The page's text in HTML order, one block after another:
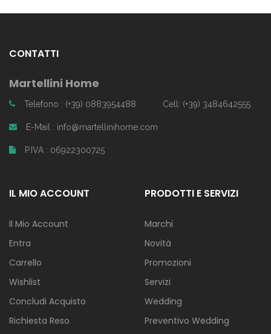
CONTATTI
Martellini Home
Telefono : (+39) 0883954488 Cell: (+39) 3484642555
E-Mail : info@martellinihome.com
P.IVA : 06922300725
IL MIO ACCOUNT
Il Mio Account
Entra
Carrello
Wishlist
Concludi Acquisto
Richiesta Reso
PRODOTTI E SERVIZI
Marchi
Novità
Promozioni
Servizi
Wedding
Preventivo Wedding